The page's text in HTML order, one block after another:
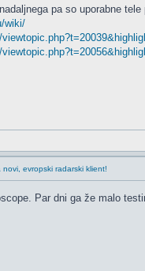
pa so uporabne tele
wiki/
novi, evropski radarski klient!
Par dni ga že malo